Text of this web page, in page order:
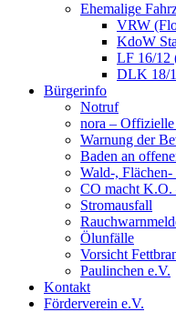
Ehemalige
VRW
KdoW
LF 16/12
DLK 18/
Bürgerinfo
Notruf
nora –
Warnung der
Baden an
Wald-,
CO macht K.O.
Stromausfall
Ölunfälle
Vorsicht
Paulinchen e.V.
Kontakt
Förderverein e.V.